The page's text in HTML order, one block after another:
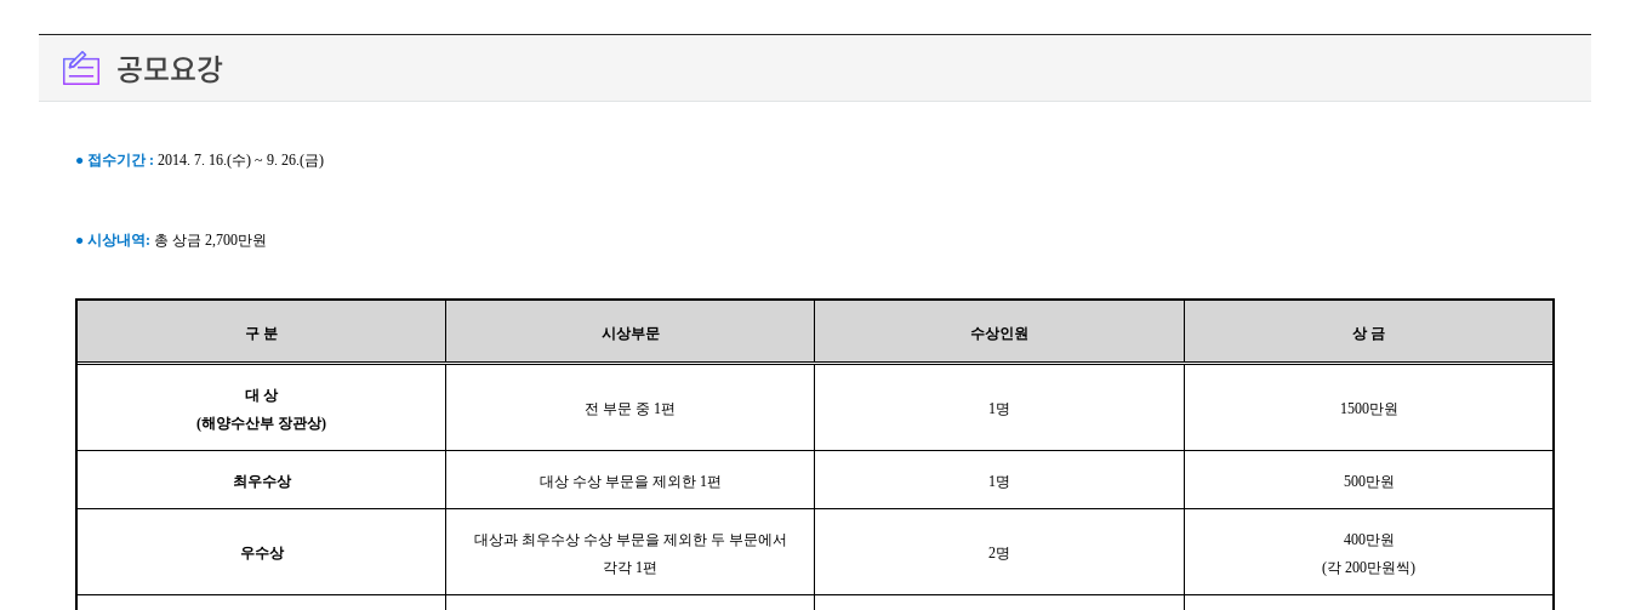
공모요강
● 접수기간 : 2014. 7. 16.(수) ~ 9. 26.(금)
● 시상내역: 총 상금 2,700만원
구 분 시상부문 수상인원 상 금
대 상
(해양수산부 장관상)
전 부문 중 1편 1명 1500만원
최우수상 대상 수상 부문을 제외한 1편 1명 500만원
우수상
대상과 최우수상 수상 부문을 제외한 두 부문에서
각각 1편
2명
400만원
(각 200만원씩)